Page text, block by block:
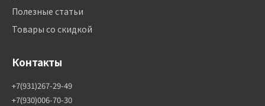
Полезные статьи
Товары со скидкой
Контакты
+7(931)267-29-49
+7(930)006-70-30